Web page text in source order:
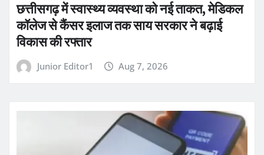
छत्तीसगढ़ में स्वास्थ्य व्यवस्था को नई ताकत, मेडिकल
कॉलेज से कैंसर इलाज तक साय सरकार ने बढ़ाई
विकास की रफ्तार
Junior Editor1 Aug 7, 2026